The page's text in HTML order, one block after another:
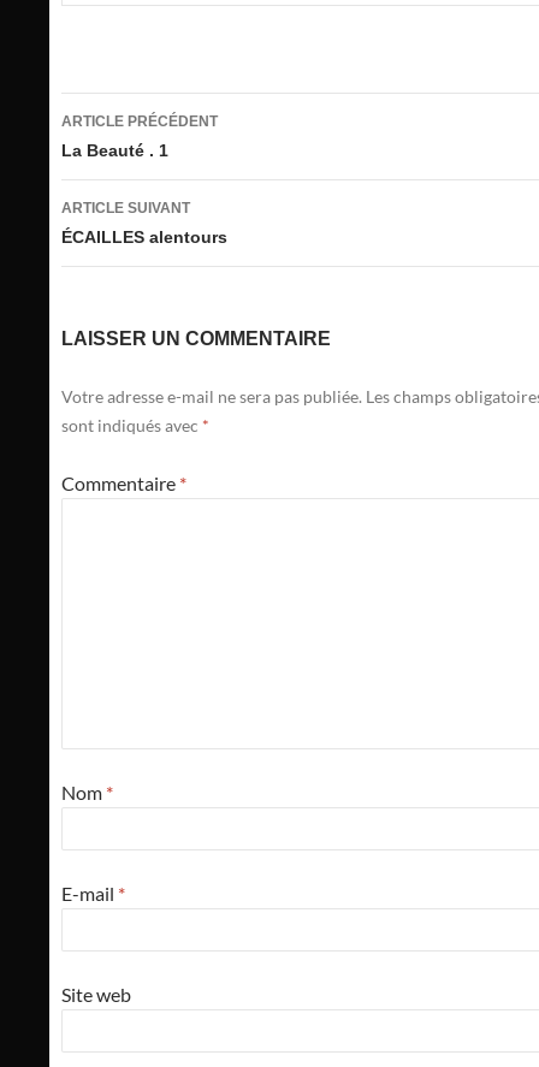
Navigation
des
articles
ARTICLE PRÉCÉDENT
La Beauté . 1
ARTICLE SUIVANT
ÉCAILLES alentours
LAISSER UN COMMENTAIRE
Votre adresse e-mail ne sera pas publiée. Les champs
sont indiqués avec *
Commentaire *
Nom *
E-mail *
Site web